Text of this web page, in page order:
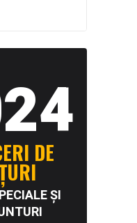
DE
ȘI